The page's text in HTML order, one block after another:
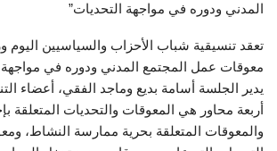
المدني ودوره في مواجهة التحديات”
تعقد تنسيقية شباب الأحزاب والسياسيين اليوم
معوقات عمل المجتمع المدني ودوره في مواجهة
يدير الجلسة أسامة بديع وماجد الفقي، أعضاء
أربعة محاور هي المعوقات والتحديات المتعلقة
والمعوقات المتعلقة بحرية ممارسة النشاط،